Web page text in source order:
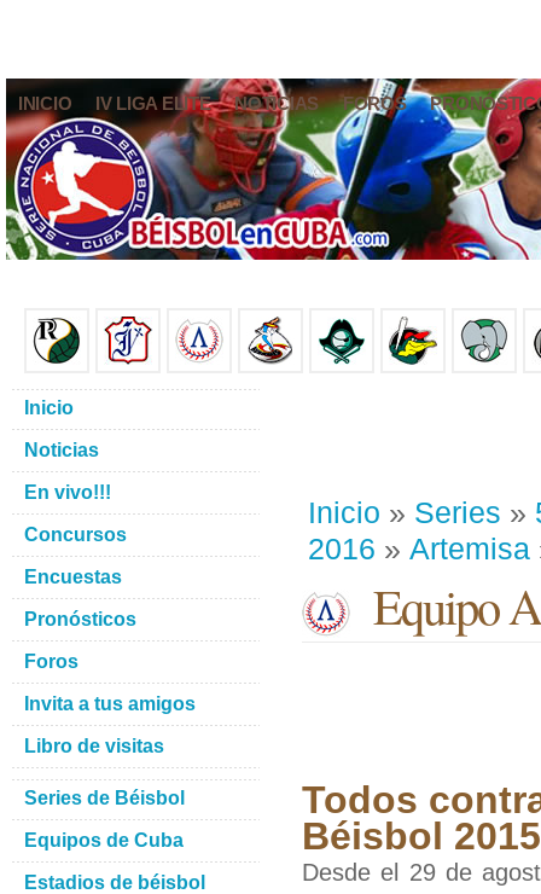
INICIO IV LIGA ELITE NOTICIAS FOROS
Inicio » Series »
2016 » Artemisa
Equipo
Todos
Béisbol
Desde el 29 de
Inicio
Noticias
En vivo!!!
Concursos
Encuestas
Pronósticos
Foros
Invita a tus amigos
Libro de visitas
Series de Béisbol
Equipos de Cuba
Estadios de béisbol